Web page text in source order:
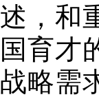
述，和
国育才
战略需